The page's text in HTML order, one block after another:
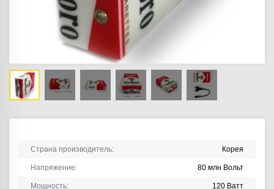
Страна производитель: Корея
Напряжение: 80 млн Вольт
Мощность: 120 Ватт